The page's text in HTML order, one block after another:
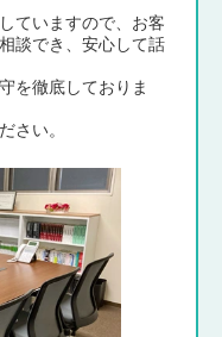
ていますので、お客
談でき、安心して話
を徹底しておりま
さい。